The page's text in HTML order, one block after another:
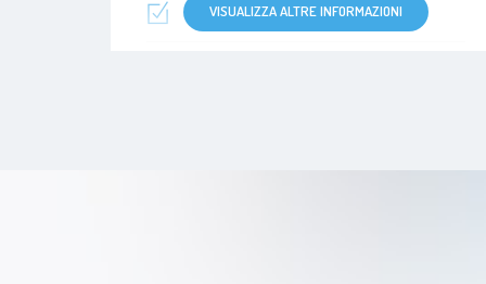
Dipendenza
VISUALIZZA ALTRE INFORMAZIONI